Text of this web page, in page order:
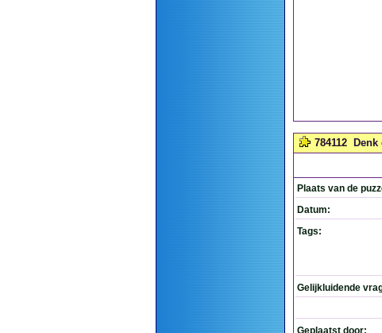
784112
Plaats van de
Datum:
Tags:
Gelijkluidende
Geplaatst door: